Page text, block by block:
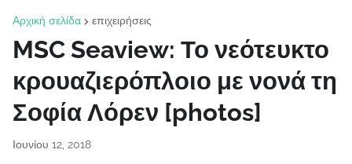
Αρχική σελίδα επιχειρήσεις
MSC Seaview: Το νεότευκτο
κρουαζιερόπλοιο με νονά τη
Σοφία Λόρεν [photos]
Ιουνίου 12, 2018